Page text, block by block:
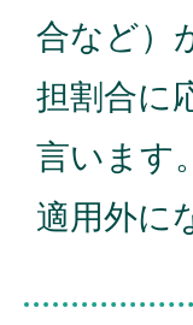
合など）
担割合に
言います
適用外に